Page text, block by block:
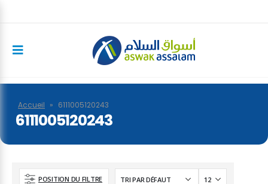
Accueil » 6111005120243
6111005120243
POSITION DU FILTRE